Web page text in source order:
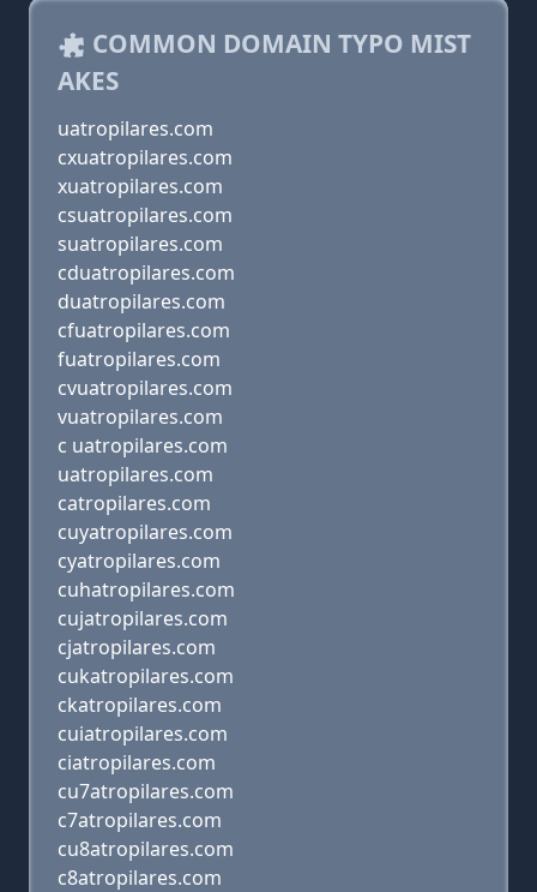
COMMON DOMAIN TYPO MIST
AKES
uatropilares.com
cxuatropilares.com
xuatropilares.com
csuatropilares.com
suatropilares.com
cduatropilares.com
duatropilares.com
cfuatropilares.com
fuatropilares.com
cvuatropilares.com
vuatropilares.com
c uatropilares.com
uatropilares.com
catropilares.com
cuyatropilares.com
cyatropilares.com
cuhatropilares.com
cujatropilares.com
cjatropilares.com
cukatropilares.com
ckatropilares.com
cuiatropilares.com
ciatropilares.com
cu7atropilares.com
c7atropilares.com
cu8atropilares.com
c8atropilares.com